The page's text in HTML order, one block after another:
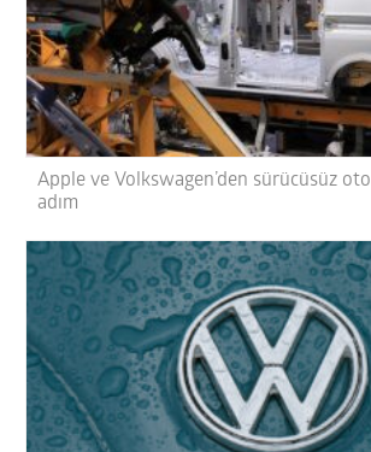
Apple ve Volkswagen’den sürücüsüz
adım